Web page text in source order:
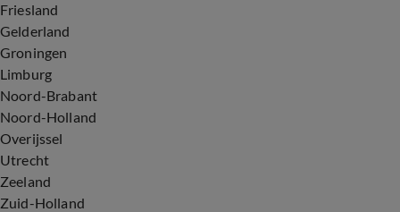
Friesland
Gelderland
Groningen
Limburg
Noord-Brabant
Noord-Holland
Overijssel
Utrecht
Zeeland
Zuid-Holland